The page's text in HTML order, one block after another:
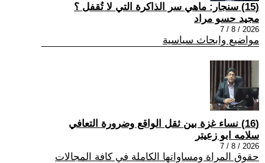
(15) سنجار: ماهي سر الذاكرة التي لا تُقفل ؟
مجيد حسو مراد
2026 / 8 / 7
مواضيع وابحاث سياسية
(16) نساء غزة بين ثقل الواقع وضرورة التعافي
سلامه ابو زعيتر
2026 / 8 / 7
حقوق المراة ومساواتها الكاملة في كافة المجالات